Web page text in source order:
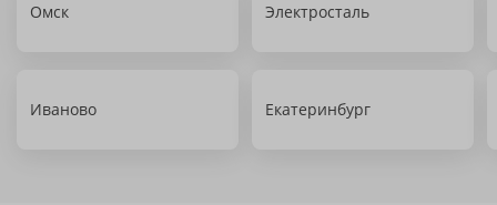
Омск Электросталь
Иваново Екатеринбург